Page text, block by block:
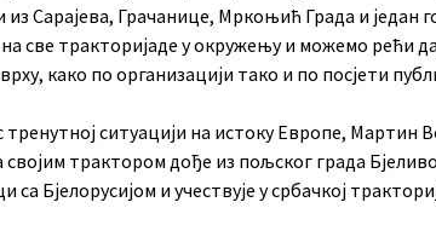
из Сарајева, Грачанице, Мркоњић Града и један
све тракторијаде у окружењу и можемо рећи да
како по организацији тако и по посјети
тренутној ситуацији на истоку Европе, Мартин
својим трактором дође из пољског града
са Бјелорусијом и учествује у србачкој